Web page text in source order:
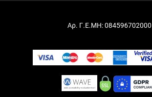
Αρ. Γ.Ε.ΜΗ: 084596702000